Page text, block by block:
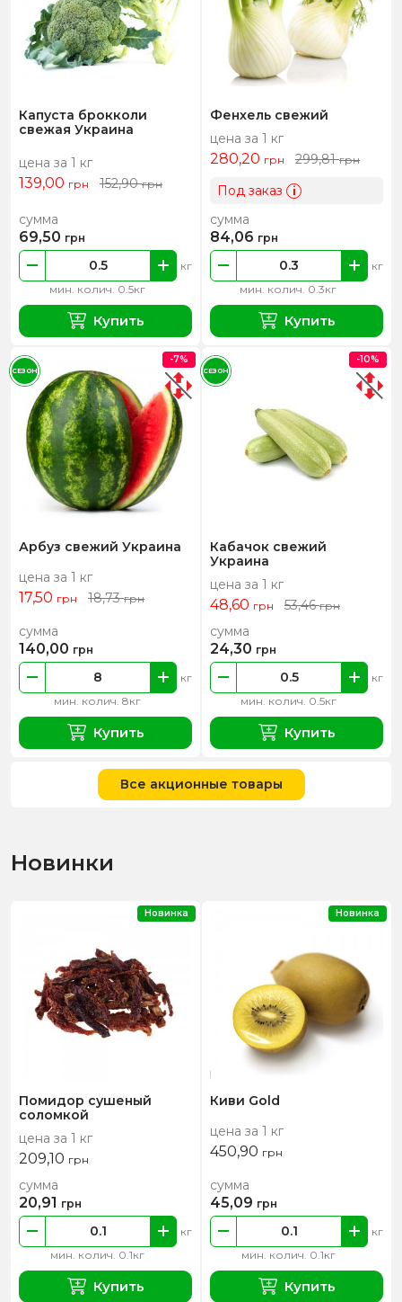
Капуста брокколи
свежая Украина
цена за 1 кг
139,00 грн 152,90грн
мин. колич. 0.5кг
кг
сумма
69,50 грн
Купить
Фенхель свежий
цена за 1 кг
280,20 грн 299,81грн
Под заказ i
мин. колич. 0.3кг
кг
сумма
84,06 грн
Купить
Арбуз свежий Украина
цена за 1 кг
17,50 грн 18,73грн
мин. колич. 8кг
кг
сумма
140,00 грн
Купить
-7%
СЕЗОН
Кабачок свежий
Украина
цена за 1 кг
48,60 грн 53,46грн
мин. колич. 0.5кг
кг
сумма
24,30 грн
Купить
-10%
СЕЗОН
Все акционные товары
Новинки
Помидор сушеный
соломкой
цена за 1 кг
209,10 грн
мин. колич. 0.1кг
кг
сумма
20,91 грн
Купить
Новинка
Киви Gold
цена за 1 кг
450,90 грн
мин. колич. 0.1кг
кг
сумма
45,09 грн
Купить
Новинка